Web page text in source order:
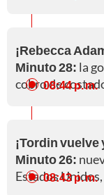
¡Rebecca
Minuto 28: la
cobro de08:44 p. m.
¡Tordin vuelve
Minuto 26:
Estados08:43 p. m.